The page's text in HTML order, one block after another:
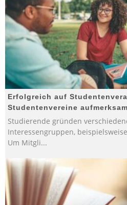
Erfolgreich auf
Studentenvereine
Studierende gründen
Interessengruppen,
Um Mitgli...